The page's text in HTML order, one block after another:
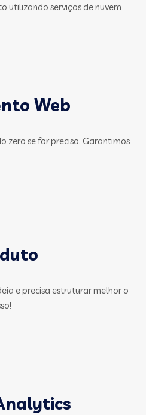
utilizando serviços de nuvem
Web
zero se for preciso. Garantimos
e precisa estruturar melhor o